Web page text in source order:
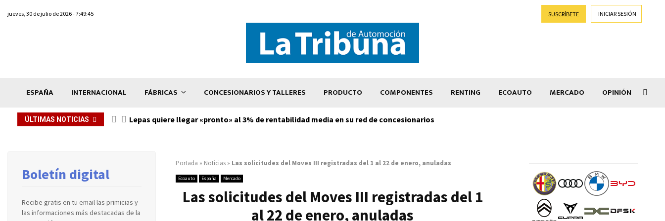
jueves, 30 de julio de 2026 - 7:49:45 SUSCRÍBETE INICIAR SESIÓN
ESPAÑA INTERNACIONAL FÁBRICAS CONCESIONARIOS Y TALLERES PRODUCTO COMPONENTES RENTING ECOAUTO MERCADO OPINIÓN
ÚLTIMAS NOTICIAS Lepas quiere llegar «pronto» al 3% de rentabilidad media en su red de concesionarios
Portada » Noticias » Las solicitudes del Moves III registradas del 1 al 22 de enero, anuladas
Ecoauto España Mercado
Las solicitudes del Moves III registradas del 1
al 22 de enero, anuladas
Boletín digital
Recibe gratis en tu email las primicias y
las informaciones más destacadas de la